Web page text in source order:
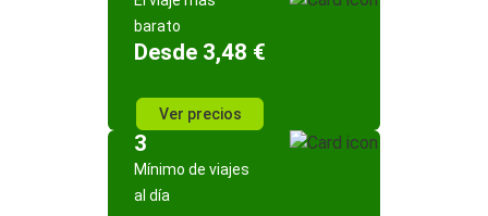
barato
Desde 3,48 €
Ver precios
3
Mínimo de viajes
al día